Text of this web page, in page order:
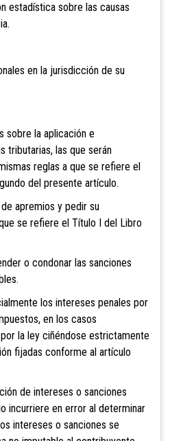
estadística sobre las causas
en la jurisdicción de su
sobre la aplicación e
tributarias, las que serán
reglas a que se refiere el
del presente artículo.
apremios y pedir su
se refiere el Título I del Libro
o condonar las sanciones
los intereses penales por
en los casos
la ley ciñéndose estrictamente
fijadas conforme al artículo
de intereses o sanciones
incurriere en error al determinar
intereses o sanciones se